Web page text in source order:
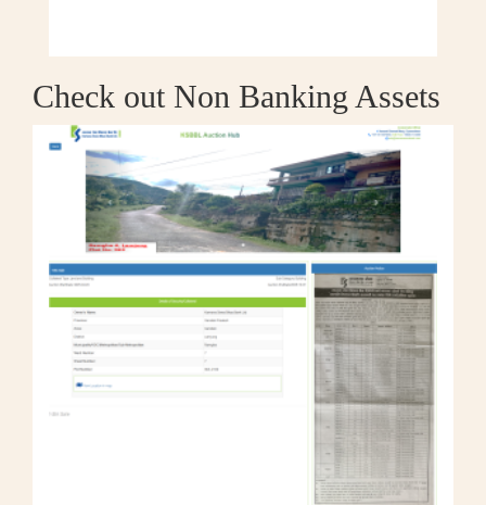
Check out Non Banking Assets